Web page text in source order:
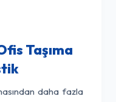
Taşıma
daha fazla